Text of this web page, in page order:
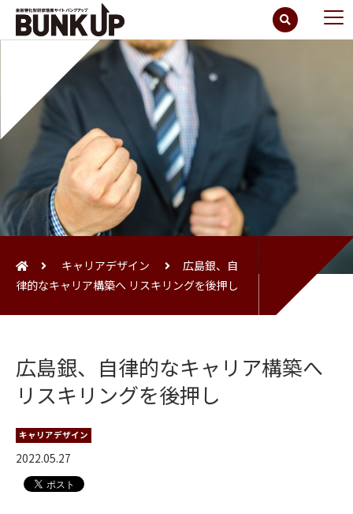
キャリアデザイン
広島銀、自
律的なキャリア構築へ リスキリングを後押し
広島銀、自律的なキャリア構築へ
リスキリングを後押し
キャリアデザイン
2022.05.27